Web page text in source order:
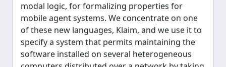
modal logic, for formalizing properties for
mobile agent systems. We concentrate on one
of these new languages, Klaim, and we use it to
specify a system that permits maintaining the
software installed on several heterogeneous